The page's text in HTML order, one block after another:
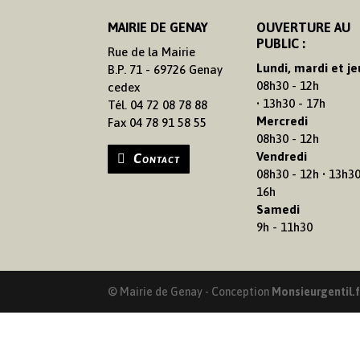
MAIRIE DE GENAY
Rue de la Mairie
B.P. 71 - 69726 Genay
cedex
Tél. 04 72 08 78 88
Fax 04 78 91 58 55
Contact
OUVERTURE AU
PUBLIC :
Lundi, mardi et
08h30 - 12h
• 13h30 - 17h
Mercredi
08h30 - 12h
Vendredi
08h30 - 12h •
16h
Samedi
9h - 11h30
© Mairie de Genay - Conception